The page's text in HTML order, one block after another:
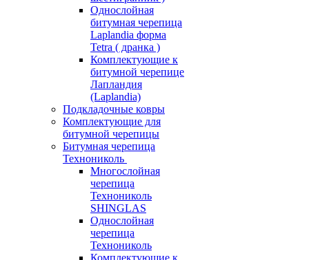
Однослойная
битумная черепица
Laplandia форма
Tetra ( дранка )
Комплектующие к
битумной черепице
Лапландия
(Laplandia)
Подкладочные ковры
Комплектующие для
битумной черепицы
Битумная черепица
Технониколь
Многослойная
черепица
Технониколь
SHINGLAS
Однослойная
черепица
Технониколь
Комплектующие к